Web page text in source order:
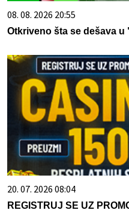
08. 08. 2026 20:55
Otkriveno šta se dešava
20. 07. 2026 08:04
REGISTRUJ SE UZ